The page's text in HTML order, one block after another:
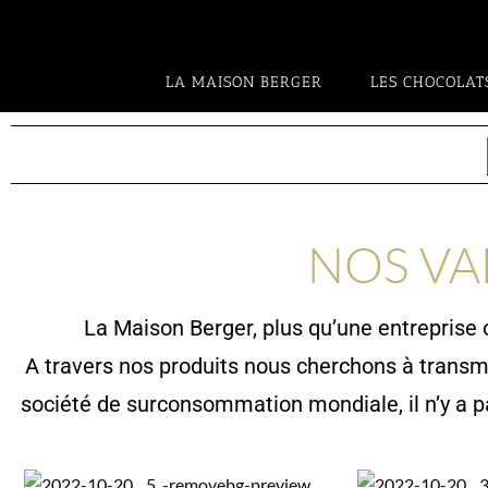
LA MAISON BERGER LES
NOS
La Maison Berger, plus qu’une
A travers nos produits nous cherchons à
société de surconsommation mondiale, il n’y a